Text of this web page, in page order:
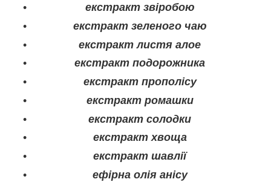
екстракт звіробою
екстракт зеленого чаю
екстракт листя алое
екстракт подорожника
екстракт прополісу
екстракт ромашки
екстракт солодки
екстракт хвоща
екстракт шавлії
ефірна олія анісу